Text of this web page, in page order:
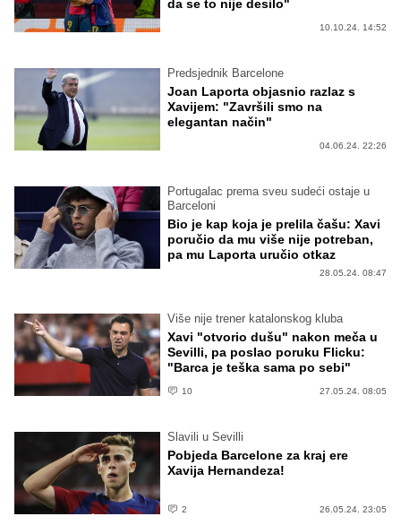
da se to nije desilo"
10.10.24. 14:52
Predsjednik Barcelone
Joan Laporta objasnio razlaz s
Xavijem: "Završili smo na
elegantan način"
04.06.24. 22:26
Portugalac prema sveu sudeći ostaje u
Barceloni
Bio je kap koja je prelila čašu: Xavi
poručio da mu više nije potreban,
pa mu Laporta uručio otkaz
28.05.24. 08:47
Više nije trener katalonskog kluba
Xavi "otvorio dušu" nakon meča u
Sevilli, pa poslao poruku Flicku:
"Barca je teška sama po sebi"
10 27.05.24. 08:05
Slavili u Sevilli
Pobjeda Barcelone za kraj ere
Xavija Hernandeza!
2 26.05.24. 23:05